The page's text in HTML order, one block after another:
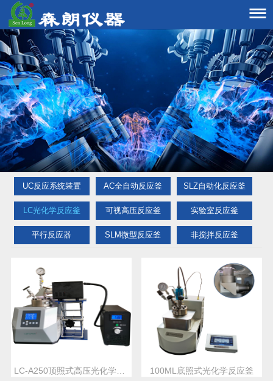

UC反应系统装置 AC全自动反应釜 SLZ自动化反应釜
LC光化学反应釜 可视高压反应釜 实验室反应釜
平行反应器 SLM微型反应釜 非搅拌反应釜
100ML底照式光化学反应釜